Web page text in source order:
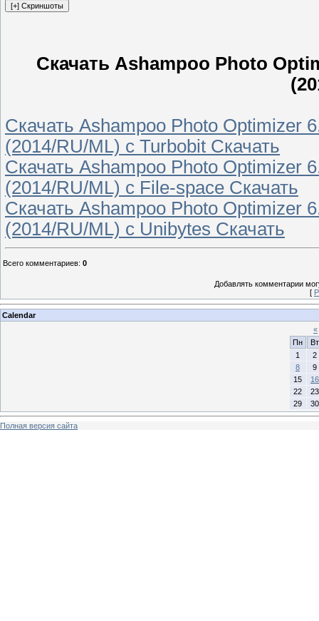
Скачать Ashampoo Photo
Скачать Ashampoo Photo Optimizer
(2014/RU/ML) с Turbobit Скачать
Скачать Ashampoo Photo Optimizer
(2014/RU/ML) с File-space Скачать
Скачать Ashampoo Photo Optimizer
(2014/RU/ML) с Unibytes Скачать
Всего комментариев: 0
Добавлять комментарии
[
Calendar
«
Пн
Вт
1
2
8
9
15
16
22
23
29
30
Полная версия сайта